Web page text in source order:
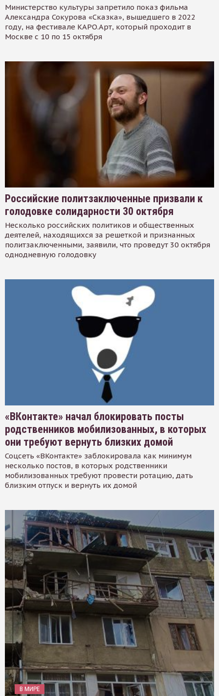
Министерство культуры запретило показ фильма
Александра Сокурова «Сказка», вышедшего в 2022
году, на фестивале КАРО.Арт, который проходит в
Москве с 10 по 15 октября
Российские политзаключенные призвали к
голодовке солидарности 30 октября
Несколько российских политиков и общественных
деятелей, находящихся за решеткой и признанных
политзаключенными, заявили, что проведут 30 октября
однодневную голодовку
«ВКонтакте» начал блокировать посты
родственников мобилизованных, в которых
они требуют вернуть близких домой
Соцсеть «ВКонтакте» заблокировала как минимум
несколько постов, в которых родственники
мобилизованных требуют провести ротацию, дать
близким отпуск и вернуть их домой
В МИРЕ